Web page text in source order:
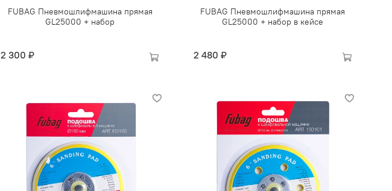
FUBAG Пневмошлифмашина прямая
GL25000 + набор
2 300 ₽
FUBAG Пневмошлифмашина прямая
GL25000 + набор в кейсе
2 480 ₽